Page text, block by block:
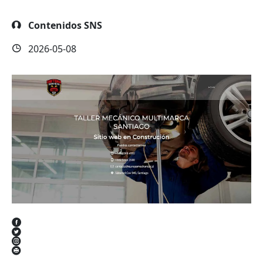
Contenidos SNS
2026-05-08